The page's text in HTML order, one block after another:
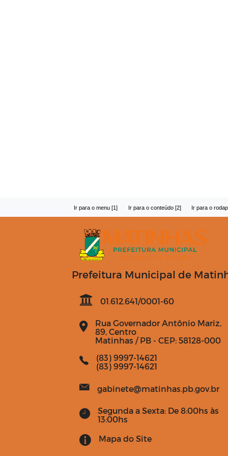
Ir para o menu [1] Ir para o conteúdo [2] Ir para o
Prefeitura Municipal de
01.612.641/0001-60
Rua Governador Antônio Mariz,
89, Centro
Matinhas / PB - CEP: 58128-000
(83) 9997-14621
(83) 9997-14621
gabinete@matinhas.pb.gov.br
Segunda a Sexta: De 8:00hs às
13:00hs
Mapa do Site